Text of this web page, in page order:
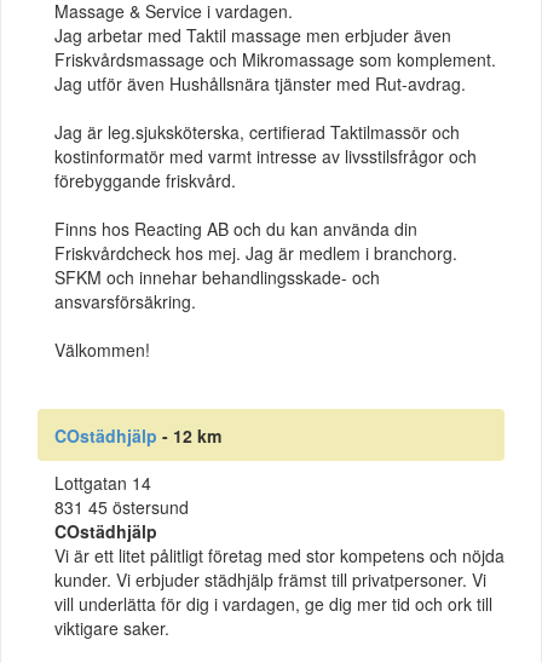
Massage & Service i vardagen.
Jag arbetar med Taktil massage men erbjuder även
Friskvårdsmassage och Mikromassage som komplement.
Jag utför även Hushållsnära tjänster med Rut-avdrag.
Jag är leg.sjuksköterska, certifierad Taktilmassör och
kostinformatör med varmt intresse av livsstilsfrågor och
förebyggande friskvård.
Finns hos Reacting AB och du kan använda din
Friskvårdcheck hos mej. Jag är medlem i branchorg.
SFKM och innehar behandlingsskade- och
ansvarsförsäkring.
Välkommen!
COstädhjälp - 12 km
Lottgatan 14
831 45 östersund
COstädhjälp
Vi är ett litet pålitligt företag med stor kompetens och nöjda
kunder. Vi erbjuder städhjälp främst till privatpersoner. Vi
vill underlätta för dig i vardagen, ge dig mer tid och ork till
viktigare saker.